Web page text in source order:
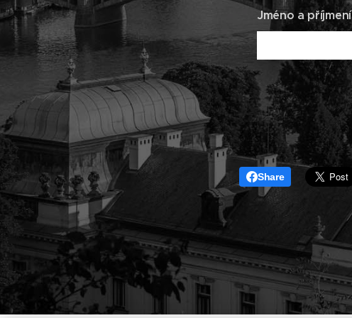
Jméno a příjmení
Share